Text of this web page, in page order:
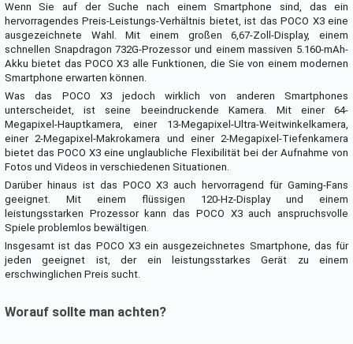
Wenn Sie auf der Suche nach einem Smartphone sind, das ein
hervorragendes Preis-Leistungs-Verhältnis bietet, ist das POCO X3 eine
ausgezeichnete Wahl. Mit einem großen 6,67-Zoll-Display, einem
schnellen Snapdragon 732G-Prozessor und einem massiven 5.160-mAh-
Akku bietet das POCO X3 alle Funktionen, die Sie von einem modernen
Smartphone erwarten können.
Was das POCO X3 jedoch wirklich von anderen Smartphones
unterscheidet, ist seine beeindruckende Kamera. Mit einer 64-
Megapixel-Hauptkamera, einer 13-Megapixel-Ultra-Weitwinkelkamera,
einer 2-Megapixel-Makrokamera und einer 2-Megapixel-Tiefenkamera
bietet das POCO X3 eine unglaubliche Flexibilität bei der Aufnahme von
Fotos und Videos in verschiedenen Situationen.
Darüber hinaus ist das POCO X3 auch hervorragend für Gaming-Fans
geeignet. Mit einem flüssigen 120-Hz-Display und einem
leistungsstarken Prozessor kann das POCO X3 auch anspruchsvolle
Spiele problemlos bewältigen.
Insgesamt ist das POCO X3 ein ausgezeichnetes Smartphone, das für
jeden geeignet ist, der ein leistungsstarkes Gerät zu einem
erschwinglichen Preis sucht.
Worauf sollte man achten?